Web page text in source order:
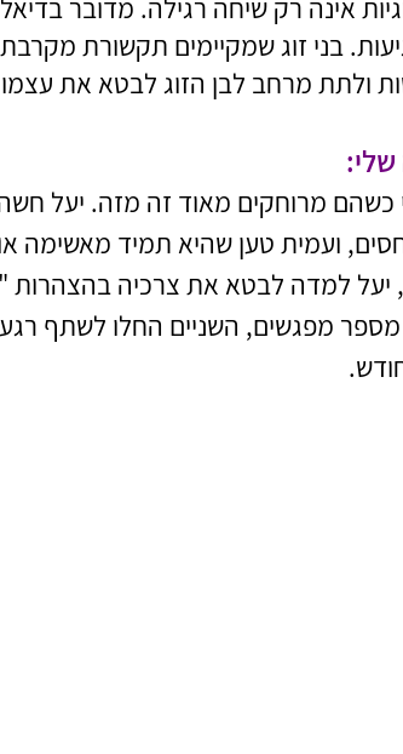
אינה רק שיחה רגילה. מדובר
בני זוג שמקיימים תקשורת
ולתת מרחב לבן הזוג לבטא את עצמו
כשהם מרוחקים מאוד זה מזה. יעל
ועמית טען שהיא תמיד מאשימה
למדה לבטא את צרכיה בהצהרות
מספר מפגשים, השניים החלו לשתף